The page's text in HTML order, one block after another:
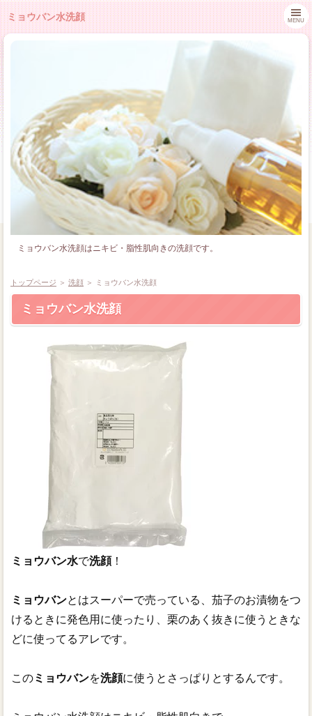
ミョウバン水洗顔
ミョウバン水洗顔はニキビ・脂性肌向きの洗顔です。
MENU
目次（サイトマップ)
トップページ ＞ 洗顔 ＞ ミョウバン水洗顔
ミョウバン水洗顔
ミョウバン水で洗顔！
ミョウバンとはスーパーで売っている、茄子のお漬物をつ
けるときに発色用に使ったり、栗のあく抜きに使うときな
どに使ってるアレです。
このミョウバンを洗顔に使うとさっぱりとするんです。